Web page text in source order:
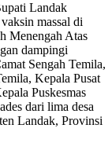
Landak
massal di
Menengah Atas
dampingi
Sengah Temila,
Kepala Pusat
Puskesmas
dari lima desa
Landak, Provinsi